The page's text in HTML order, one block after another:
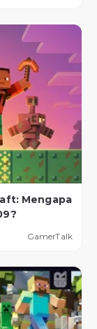
Mengapa
GamerTalk